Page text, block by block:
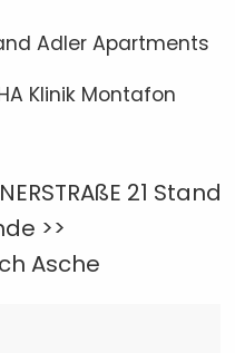
Adler Apartments
Klinik Montafon
21 Stand
>>
Asche